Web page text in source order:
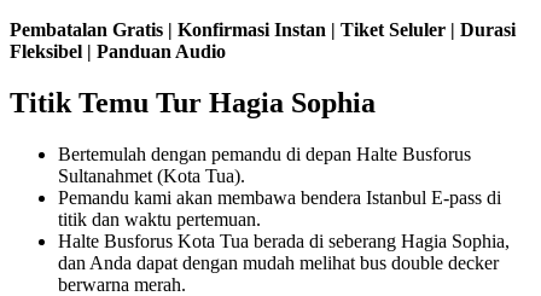
Pembatalan Gratis | Konfirmasi Instan | Tiket Seluler | Durasi
Fleksibel | Panduan Audio
Titik Temu Tur Hagia Sophia
Bertemulah dengan pemandu di depan Halte Busforus
Sultanahmet (Kota Tua).
Pemandu kami akan membawa bendera Istanbul E-pass di
titik dan waktu pertemuan.
Halte Busforus Kota Tua berada di seberang Hagia Sophia,
dan Anda dapat dengan mudah melihat bus double decker
berwarna merah.